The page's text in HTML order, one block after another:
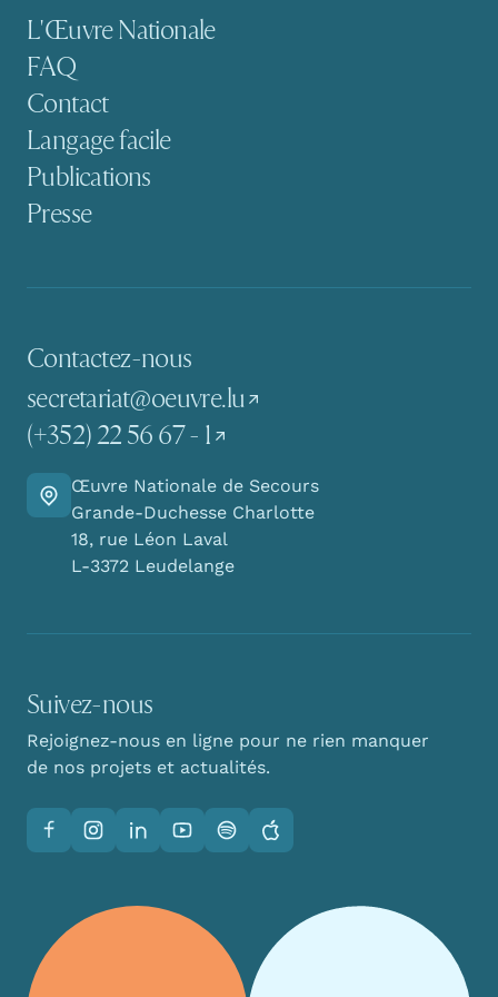
Navigation secondaire
L'Œuvre Nationale
FAQ
Contact
Langage facile
Publications
Presse
Contactez-nous
secretariat@oeuvre.lu
(+352) 22 56 67 - 1
Y allerŒuvre Nationale de Secours
Grande-Duchesse Charlotte
18, rue Léon Laval
L-3372 Leudelange
Suivez-nous
Rejoignez-nous en ligne pour ne rien manquer
de nos projets et actualités.
FacebookInstagramLinkedInYouTubeSpotifyApple